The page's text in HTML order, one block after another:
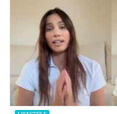
BUSINESS
TeraPlast (TRP)